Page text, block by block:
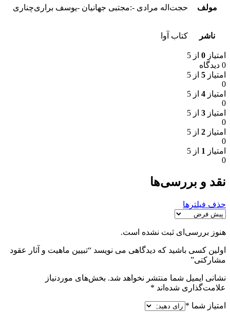
مولف حجت‌اله مرادی -:مجتبی جهانیان -یوسف براری‌چناری
ناشر کتاب آوا
امتیاز 0 از 5
0 دیدگاه
امتیاز 5 از 5
0
امتیاز 4 از 5
0
امتیاز 3 از 5
0
امتیاز 2 از 5
0
امتیاز 1 از 5
0
نقد و بررسی‌ها
حذف فیلترها
هنوز بررسی‌ای ثبت نشده است.
اولین کسی باشید که دیدگاهی می نویسد “تبیین ماهیت و آثار عقود
مشارکتی”
نشانی ایمیل شما منتشر نخواهد شد. بخش‌های موردنیاز
علامت‌گذاری شده‌اند *
امتیاز شما *